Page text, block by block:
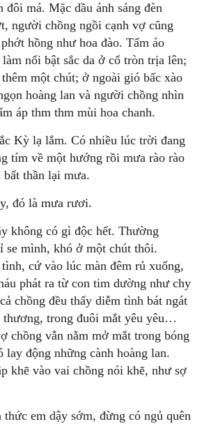
đôi má. Mặc dầu ánh sáng đèn
người chồng ngồi cạnh vợ cũng
hồng như hoa đào. Tấm áo
nổi bật sắc da ở cổ tròn trịa lên;
một chút; ở ngoài gió bấc xào
hoàng lan và người chồng nhìn
áp thm thm mùi hoa chanh.
Kỳ lạ lắm. Có nhiều lúc trời đang
tím về một hướng rồi mưa rào rào
thần lại mưa.
đó là mưa rươi.
không có gì độc hết. Thường
se mình, khó ở một chút thôi.
cứ vào lúc màn đêm rủ xuống,
phát ra từ con tim dường như chy
chồng đều thấy diễm tình bát ngát
trong đuôi mắt yêu yêu…
chồng vẫn nằm mở mắt trong bóng
lay động những cành hoàng lan.
khẽ vào vai chồng nói khẽ, như sợ
thức em dậy sớm, đừng có ngủ quên